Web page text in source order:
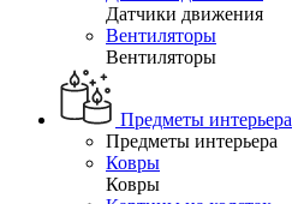
Датчики движения
Вентиляторы
Вентиляторы
Предметы интерьера
Предметы интерьера
Ковры
Ковры